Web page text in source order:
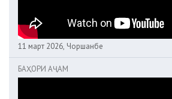
11 март 2026, Чоршанбе
БАҲОРИ АҶАМ